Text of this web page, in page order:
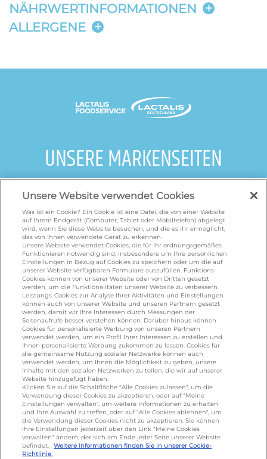
NÄHRWERTINFORMATIONEN
ALLERGENE
UNSERE MARKENSEITEN
/ leerdammer.de /president.de
salakis.de/frankenland.com
omiramilch.de/minusl.de
KONTAKT
foodservice.info@de.lactalis.com
Lactalis Deutschland GmbH - Tel: +49 (0)751
887 366 /lactalis.de
Omira Bodenseemilch GmbH - Tel: +49
(0)751 887 366 /omira.de
Cookie Richtlinie/Sitemap/Datenschutz
Unsere Website verwendet Cookies
Was ist ein Cookie? Ein Cookie ist eine Datei, die von einer Website
auf Ihrem Endgerät (Computer, Tablet oder Mobiltelefon) abgelegt
wird, wenn Sie diese Website besuchen, und die es ihr ermöglicht,
das von Ihnen verwendete Gerät zu erkennen.
Unsere Website verwendet Cookies, die für ihr ordnungsgemäßes
Funktionieren notwendig sind, insbesondere um Ihre persönlichen
Einstellungen in Bezug auf Cookies zu speichern oder um die auf
unserer Website verfügbaren Formulare auszufüllen. Funktions-
Cookies können von unserer Website oder von Dritten gesetzt
werden, um die Funktionalitäten unserer Website zu verbessern.
Leistungs-Cookies zur Analyse Ihrer Aktivitäten und Einstellungen
können auch von unserer Website und unseren Partnern gesetzt
werden, damit wir Ihre Interessen durch Messungen der
Seitenaufrufe besser verstehen können. Darüber hinaus können
Cookies für personalisierte Werbung von unseren Partnern
verwendet werden, um ein Profil Ihrer Interessen zu erstellen und
Ihnen personalisierte Werbung zukommen zu lassen. Cookies für
die gemeinsame Nutzung sozialer Netzwerke können auch
verwendet werden, um Ihnen die Möglichkeit zu geben, unsere
Inhalte mit den sozialen Netzwerken zu teilen, die wir auf unserer
Website hinzugefügt haben.
Klicken Sie auf die Schaltfläche "Alle Cookies zulassen", um die
Verwendung dieser Cookies zu akzeptieren, oder auf "Meine
Einstellungen verwalten", um weitere Informationen zu erhalten
und Ihre Auswahl zu treffen, oder auf "Alle Cookies ablehnen", um
die Verwendung dieser Cookies nicht zu akzeptieren. Sie können
Ihre Einstellungen jederzeit über den Link "Meine Cookies
verwalten" ändern, der sich am Ende jeder Seite unserer Website
befindet.
Weitere Informationen finden Sie in unserer Cookie-
Richtlinie.